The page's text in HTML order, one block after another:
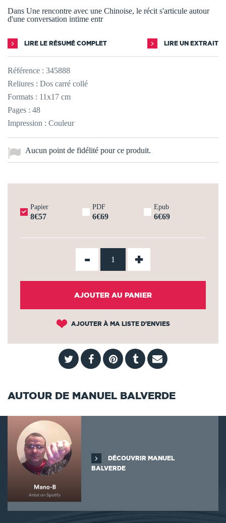
Dans Une rencontre avec une Chinoise, le récit s'articule autour
d'une conversation intime entr
LIRE LE RÉSUMÉ COMPLET LIRE UN EXTRAIT
Référence : 345888
Reliures : Dos carré collé
Formats : 11x17 cm
Pages : 48
Impression : Couleur
Aucun point de fidélité pour ce produit.
Papier
8€57
PDF
6€69
Epub
6€69
- +
AJOUTER AU PANIER
AJOUTER À MA LISTE D'ENVIES
AUTOUR DE MANUEL BALVERDE
DÉCOUVRIR MANUEL
BALVERDE